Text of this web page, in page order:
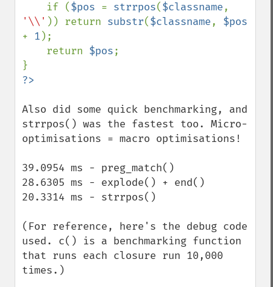
    if (
$pos = strrpos($classname
'\\' )) return substr($classname,
+ 1 );
    return
$pos;
Also did some quick benchmarking, and
strrpos() was the fastest too. Micro-
optimisations = macro optimisations!
39.0954 ms - preg_match()
28.6305 ms - explode() + end()
20.3314 ms - strrpos()
(For reference, here's the debug code
used. c() is a benchmarking function
that runs each closure run 10,000
times.)